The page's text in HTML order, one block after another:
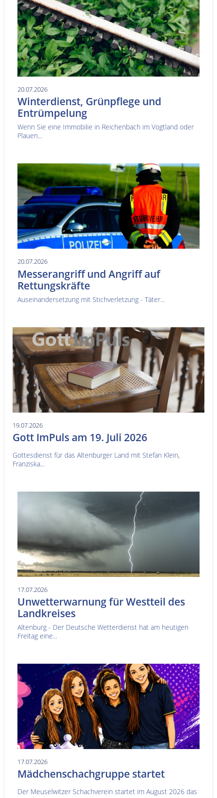
20.07.2026
Winterdienst, Grünpflege und
Entrümpelung
Wenn Sie eine Immobilie in Reichenbach im Vogtland oder
Plauen...
20.07.2026
Messerangriff und Angriff auf
Rettungskräfte
Auseinandersetzung mit Stichverletzung - Täter...
19.07.2026
Gott ImPuls am 19. Juli 2026
Gottesdienst für das Altenburger Land mit Stefan Klein,
Franziska...
17.07.2026
Unwetterwarnung für Westteil des
Landkreises
Altenburg - Der Deutsche Wetterdienst hat am heutigen
Freitag eine...
17.07.2026
Mädchenschachgruppe startet
Der Meuselwitzer Schachverein startet im August 2026 das